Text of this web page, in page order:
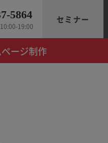
ージ制作
5864
19:00
セミナー